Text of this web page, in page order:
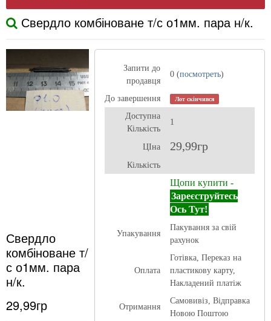
Свердло комбіноване т/с о1мм. пара н/к.
Свердло
комбіноване т/
с о1мм. пара
н/к.
29,99гр
Запити до
продавця
0 (посмотреть)
До завершення Лот скінчився
Доступна
Кількість
1
ЦІна 29,99гр
Кількість
Щопи купити -
Зареєструйтесь
Ось Тут!
Упакування
Пакування за свій
рахунок
Оплата
Готівка, Переказ на
пластикову карту,
Накладений платіж
Отримання
Самовивіз, Відправка
Новою Поштою